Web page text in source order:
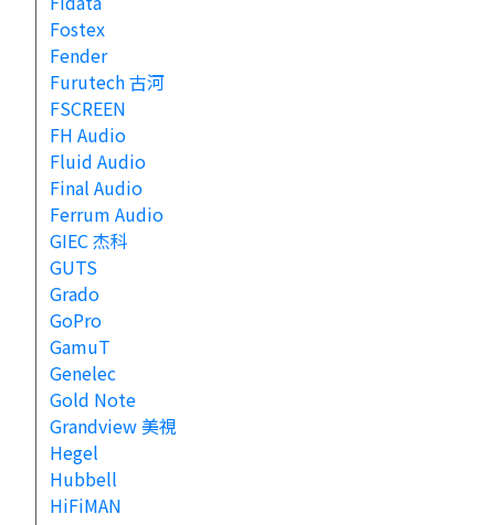
Fostex
Fender
Furutech 古河
FSCREEN
FH Audio
Fluid Audio
Final Audio
Ferrum Audio
GIEC 杰科
GUTS
Grado
GoPro
GamuT
Genelec
Gold Note
Grandview 美視
Hegel
Hubbell
HiFiMAN